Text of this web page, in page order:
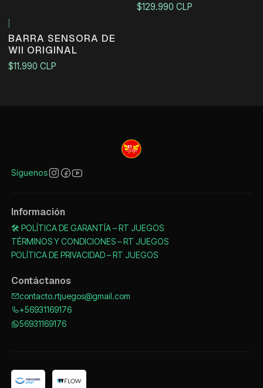
$129.990 CLP
BARRA SENSORA DE
WII ORIGINAL
$11.990 CLP
Síguenos
Información
🛠️ POLÍTICA DE GARANTÍA – RT JUEGOS
TÉRMINOS Y CONDICIONES – RT JUEGOS
POLÍTICA DE PRIVACIDAD – RT JUEGOS
Contáctanos
contacto.rtjuegos@gmail.com
+56931169176
56931169176